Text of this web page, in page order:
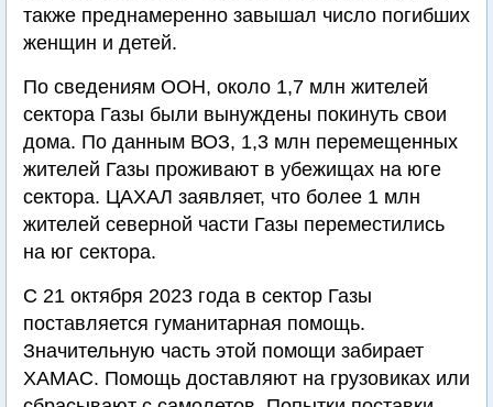
также преднамеренно завышал число погибших
женщин и детей.
По сведениям ООН, около 1,7 млн жителей
сектора Газы были вынуждены покинуть свои
дома. По данным ВОЗ, 1,3 млн перемещенных
жителей Газы проживают в убежищах на юге
сектора. ЦАХАЛ заявляет, что более 1 млн
жителей северной части Газы переместились
на юг сектора.
С 21 октября 2023 года в сектор Газы
поставляется гуманитарная помощь.
Значительную часть этой помощи забирает
ХАМАС. Помощь доставляют на грузовиках или